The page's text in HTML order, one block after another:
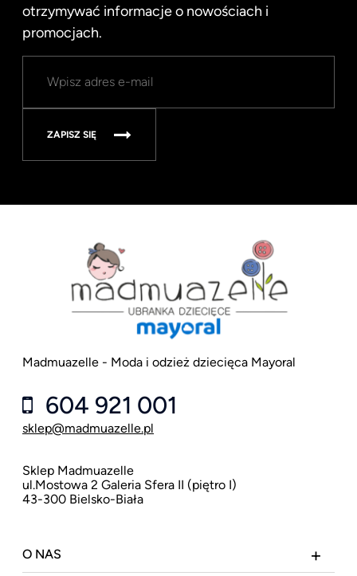
otrzymywać informacje o nowościach i
promocjach.
ZAPISZ SIĘ
Madmuazelle - Moda i odzież dziecięca Mayoral
604 921 001
sklep@madmuazelle.pl
Sklep Madmuazelle
ul.Mostowa 2 Galeria Sfera II (piętro I)
43-300 Bielsko-Biała
O NAS